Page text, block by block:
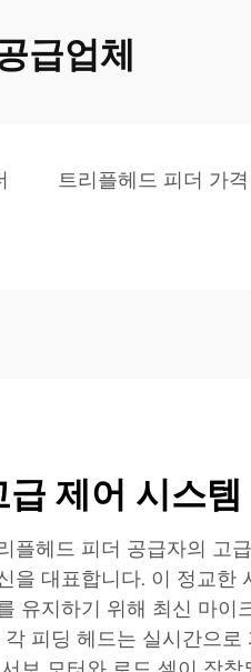
급업체
트리플헤드 피더 가격
급 제어 시스
플헤드 피더 공급자의 고
을 대표합니다. 이 정교한
유지하기 위해 최신 마이
각 피딩 헤드는 실시간으